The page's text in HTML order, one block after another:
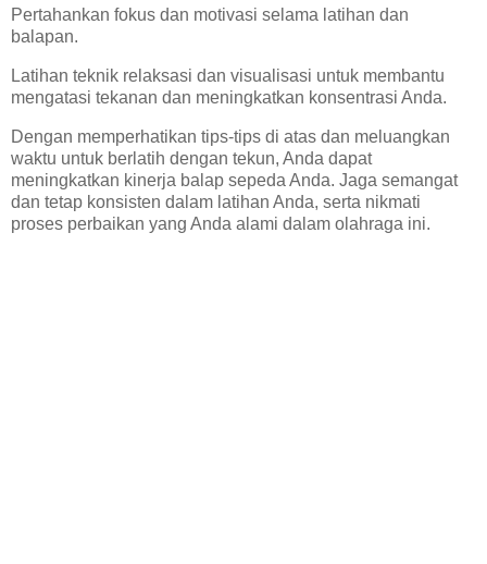
Pertahankan fokus dan motivasi selama latihan dan
balapan.
Latihan teknik relaksasi dan visualisasi untuk membantu
mengatasi tekanan dan meningkatkan konsentrasi Anda.
Dengan memperhatikan tips-tips di atas dan meluangkan
waktu untuk berlatih dengan tekun, Anda dapat
meningkatkan kinerja balap sepeda Anda. Jaga semangat
dan tetap konsisten dalam latihan Anda, serta nikmati
proses perbaikan yang Anda alami dalam olahraga ini.